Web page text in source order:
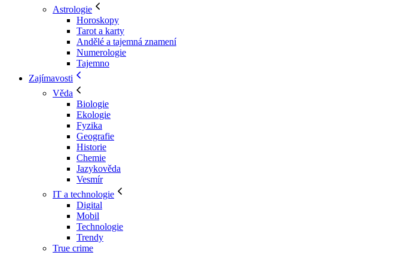
Astrologie
Horoskopy
Tarot a karty
Andělé a tajemná znamení
Numerologie
Tajemno
Zajímavosti
Věda
Biologie
Ekologie
Fyzika
Geografie
Historie
Chemie
Jazykověda
Vesmír
IT a technologie
Digital
Mobil
Technologie
Trendy
True crime